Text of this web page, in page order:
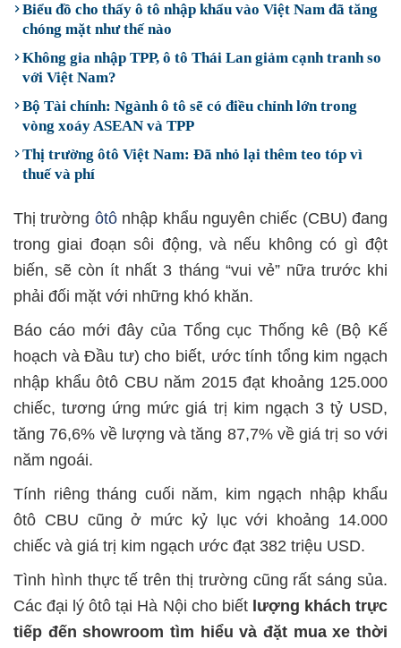
Biểu đồ cho thấy ô tô nhập khẩu vào Việt Nam đã tăng
chóng mặt như thế nào
Không gia nhập TPP, ô tô Thái Lan giảm cạnh tranh so
với Việt Nam?
Bộ Tài chính: Ngành ô tô sẽ có điều chỉnh lớn trong
vòng xoáy ASEAN và TPP
Thị trường ôtô Việt Nam: Đã nhỏ lại thêm teo tóp vì
thuế và phí
Thị trường ôtônhập khẩu nguyên chiếc (CBU) đang
trong giai đoạn sôi động, và nếu không có gì đột
biến, sẽ còn ít nhất 3 tháng “vui vẻ” nữa trước khi
phải đối mặt với những khó khăn.
Báo cáo mới đây của Tổng cục Thống kê (Bộ Kế
hoạch và Đầu tư) cho biết, ước tính tổng kim ngạch
nhập khẩu ôtô CBU năm 2015 đạt khoảng 125.000
chiếc, tương ứng mức giá trị kim ngạch 3 tỷ USD,
tăng 76,6% về lượng và tăng 87,7% về giá trị so với
năm ngoái.
Tính riêng tháng cuối năm, kim ngạch nhập khẩu
ôtô CBU cũng ở mức kỷ lục với khoảng 14.000
chiếc và giá trị kim ngạch ước đạt 382 triệu USD.
Tình hình thực tế trên thị trường cũng rất sáng sủa.
Các đại lý ôtô tại Hà Nội cho biếtlượng khách trực
tiếp đến showroom tìm hiểu và đặt mua xe thời